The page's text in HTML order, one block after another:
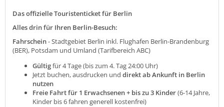
Das offizielle Touristenticket für Berlin
Alles drin für Ihren Berlin-Besuch:
Fahrschein- Stadtgebiet Berlin inkl. Flughafen Berlin-Brandenburg
(BER), Potsdam und Umland (Tarifbereich ABC)
Gültigfür 4 Tage (bis zum 4. Tag 24:00 Uhr)
Jetzt buchen, ausdrucken und direkt ab Ankunft in Berlin
nutzen
Freie Fahrt für 1 Erwachsenen + bis zu 3 Kinder(6-14 Jahre,
Kinder bis 6 fahren generell kostenfrei)